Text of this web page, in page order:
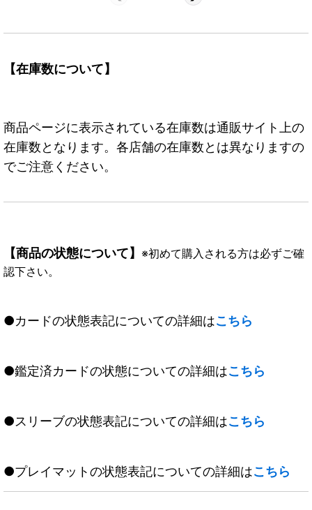
【在庫数について】
商品ページに表示されている在庫数は通販サイト上の
在庫数となります。各店舗の在庫数とは異なりますの
でご注意ください。
【商品の状態について】 ※初めて購入される方は必ずご確
認下さい。
●カードの状態表記についての詳細はこちら
●鑑定済カードの状態についての詳細はこちら
●スリーブの状態表記についての詳細はこちら
●プレイマットの状態表記についての詳細はこちら